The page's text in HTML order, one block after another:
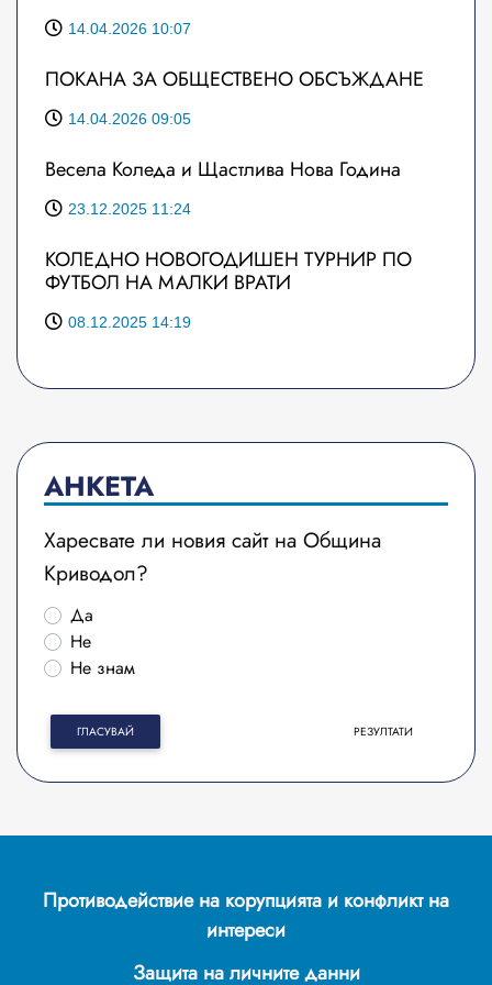
14.04.2026 10:07
ПОКАНА ЗА ОБЩЕСТВЕНО ОБСЪЖДАНЕ
14.04.2026 09:05
Весела Коледа и Щастлива Нова Година
23.12.2025 11:24
КОЛЕДНО НОВОГОДИШЕН ТУРНИР ПО
ФУТБОЛ НА МАЛКИ ВРАТИ
08.12.2025 14:19
АНКЕТА
Харесвате ли новия сайт на Община
Криводол?
Да
Не
Не знам
ГЛАСУВАЙ РЕЗУЛТАТИ
Противодействие на корупцията и конфликт на
интереси
Защита на личните данни